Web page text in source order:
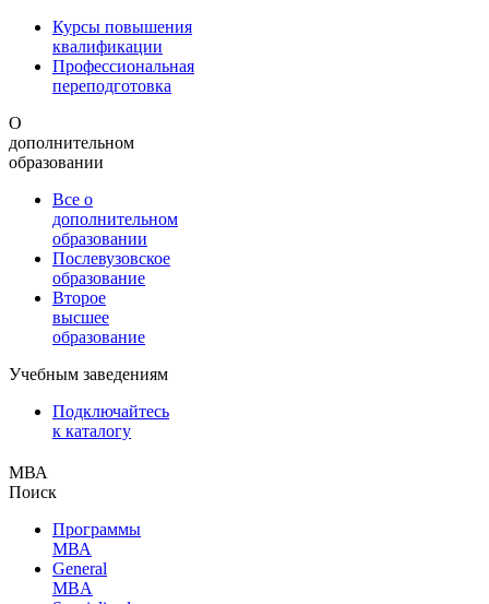
Курсы повышения
квалификации
Профессиональная
переподготовка
О
дополнительном
образовании
Все о
дополнительном
образовании
Послевузовское
образование
Второе
высшее
образование
Учебным заведениям
Подключайтесь
к каталогу
МВА
Поиск
Программы
МВА
General
MBA